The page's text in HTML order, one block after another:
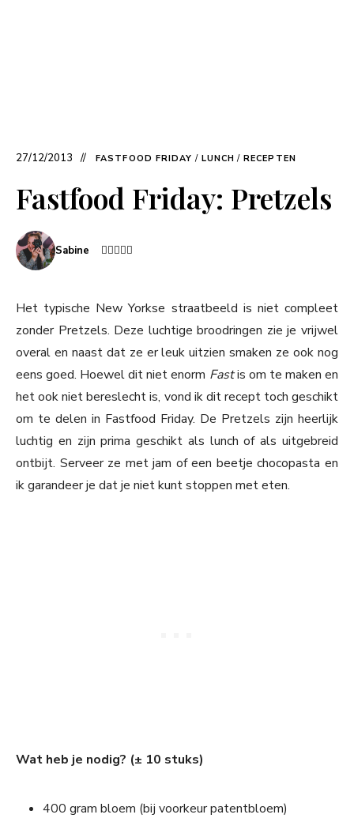
27/12/2013 FASTFOOD FRIDAY / LUNCH / RECEPTEN
Fastfood Friday: Pretzels
Sabine
Het typische New Yorkse straatbeeld is niet compleet
zonder Pretzels. Deze luchtige broodringen zie je vrijwel
overal en naast dat ze er leuk uitzien smaken ze ook nog
eens goed. Hoewel dit niet enorm Fastis om te maken en
het ook niet bereslecht is, vond ik dit recept toch geschikt
om te delen in Fastfood Friday. De Pretzels zijn heerlijk
luchtig en zijn prima geschikt als lunch of als uitgebreid
ontbijt. Serveer ze met jam of een beetje chocopasta en
ik garandeer je dat je niet kunt stoppen met eten.
Wat heb je nodig? (± 10 stuks)
400 gram bloem (bij voorkeur patentbloem)